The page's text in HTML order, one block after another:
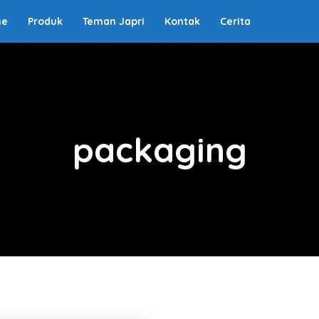
Produk Teman Japri Kontak Cerita
packaging